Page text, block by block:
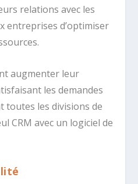
relations avec les
entreprises d’optimiser
augmenter leur
les demandes
toutes les divisions de
CRM avec un logiciel de